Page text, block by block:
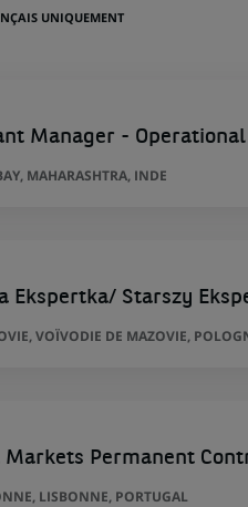
UNIQUEMENT
Manager -
MAHARASHTRA, INDE
Ekspertka/ Starszy
VOÏVODIE DE MAZOVIE,
Markets Permanent
LISBONNE, PORTUGAL